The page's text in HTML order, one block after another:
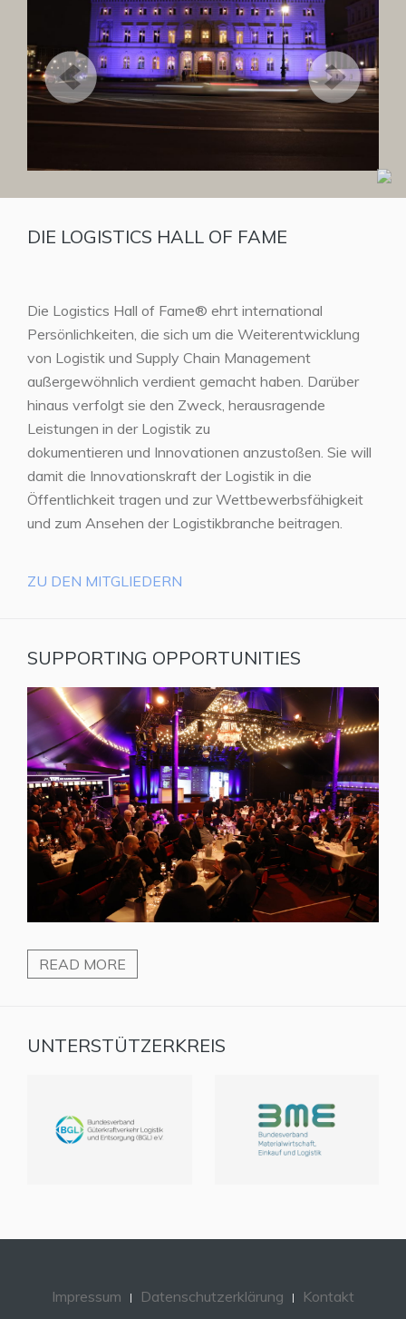
DIE LOGISTICS HALL OF FAME
Die Logistics Hall of Fame® ehrt international
Persönlichkeiten, die sich um die Weiterentwicklung
von Logistik und Supply Chain Management
außergewöhnlich verdient gemacht haben. Darüber
hinaus verfolgt sie den Zweck, herausragende
Leistungen in der Logistik zu
dokumentieren und Innovationen anzustoßen. Sie will
damit die Innovationskraft der Logistik in die
Öffentlichkeit tragen und zur Wettbewerbsfähigkeit
und zum Ansehen der Logistikbranche beitragen.
ZU DEN MITGLIEDERN
SUPPORTING OPPORTUNITIES
READ MORE
UNTERSTÜTZERKREIS
Impressum Datenschutzerklärung Kontakt